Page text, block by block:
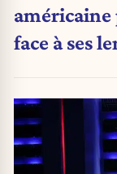
américaine
face à ses